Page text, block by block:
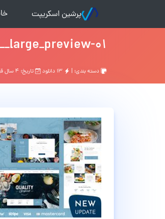
پرشین اسکریپت
01-theme-preview.__large_preview
دسته بندی: | تاریخ: ۴ سال قبل